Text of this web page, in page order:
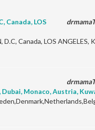
Canada, LOS
Canada, LOS ANGELES,
Monaco, Austria,